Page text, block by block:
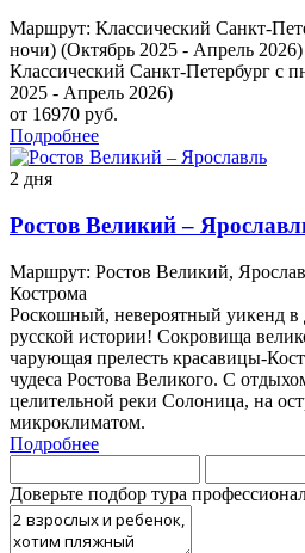
Маршрут: Классический Санкт-
ночи) (Октябрь 2025 - Апрель 2026)
Классический Санкт-Петербург с
2025 - Апрель 2026)
от 16970 руб.
Подробнее
2 дня
Ростов Великий –
Маршрут: Ростов Великий,
Кострома
Роскошный, невероятный уикенд в
русской истории! Сокровища
чарующая прелесть красавицы-
чудеса Ростова Великого. С
целительной реки Солоница, на
микроклиматом.
Подробнее
Доверьте подбор тура